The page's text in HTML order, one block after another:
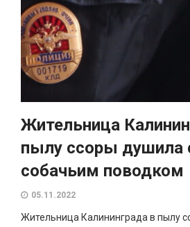
Жительница
пылу ссоры душила
собачьим поводком
05.11.2022
Жительница Калининграда в пылу